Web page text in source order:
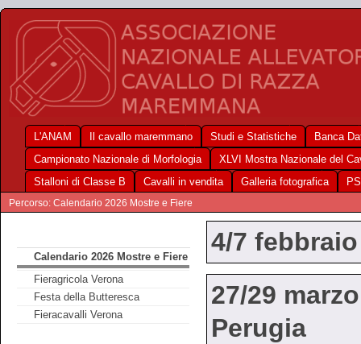
L'ANAM Il cavallo maremmano Studi e Statistiche
Banca
Campionato Nazionale di Morfologia
XLVI Mostra Nazionale del
Stalloni di Classe B
Cavalli in vendita Galleria fotografica
Percorso: Calendario 2026 Mostre e Fiere
Calendario 2026 Mostre e Fiere
Fieragricola Verona
Festa della Butteresca
Fieracavalli Verona
4/7
27/29
Perugia